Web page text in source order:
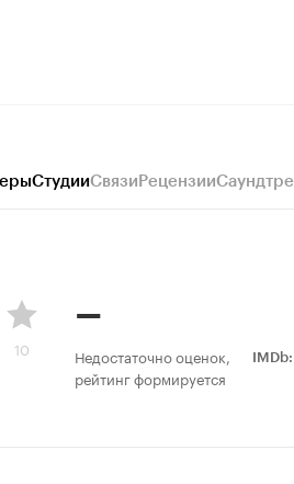
СтудииСвязиРецензии
10
–
Недостаточно оценок,
рейтинг формируется
IMDb: